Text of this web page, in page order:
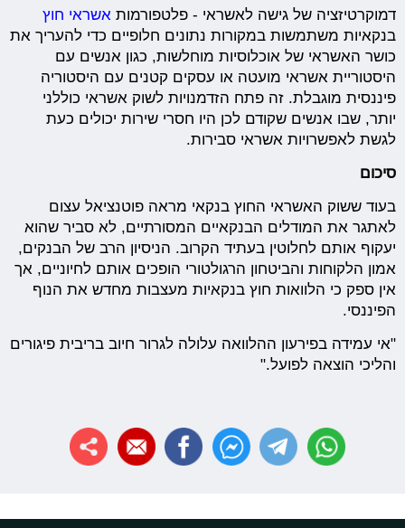
דמוקרטיזציה של גישה לאשראי - פלטפורמות אשראי חוץ
בנקאיות משתמשות במקורות נתונים חלופיים כדי להעריך את
כושר האשראי של אוכלוסיות מוחלשות, כגון אנשים עם
היסטוריית אשראי מועטה או עסקים קטנים עם היסטוריה
פיננסית מוגבלת. זה פתח הזדמנויות לשוק אשראי כוללני
יותר, שבו אנשים שקודם לכן היו חסרי שירות יכולים כעת
לגשת לאפשרויות אשראי סבירות.
סיכום
בעוד ששוק האשראי החוץ בנקאי מראה פוטנציאל עצום
לאתגר את המודלים הבנקאיים המסורתיים, לא סביר שהוא
יעקוף אותם לחלוטין בעתיד הקרוב. הניסיון הרב של הבנקים,
אמון הלקוחות והביטחון הרגולטורי הופכים אותם לחיוניים, אך
אין ספק כי הלוואות חוץ בנקאיות מעצבות מחדש את הנוף
הפיננסי.
"אי עמידה בפירעון ההלוואה עלולה לגרור חיוב בריבית פיגורים
והליכי הוצאה לפועל."